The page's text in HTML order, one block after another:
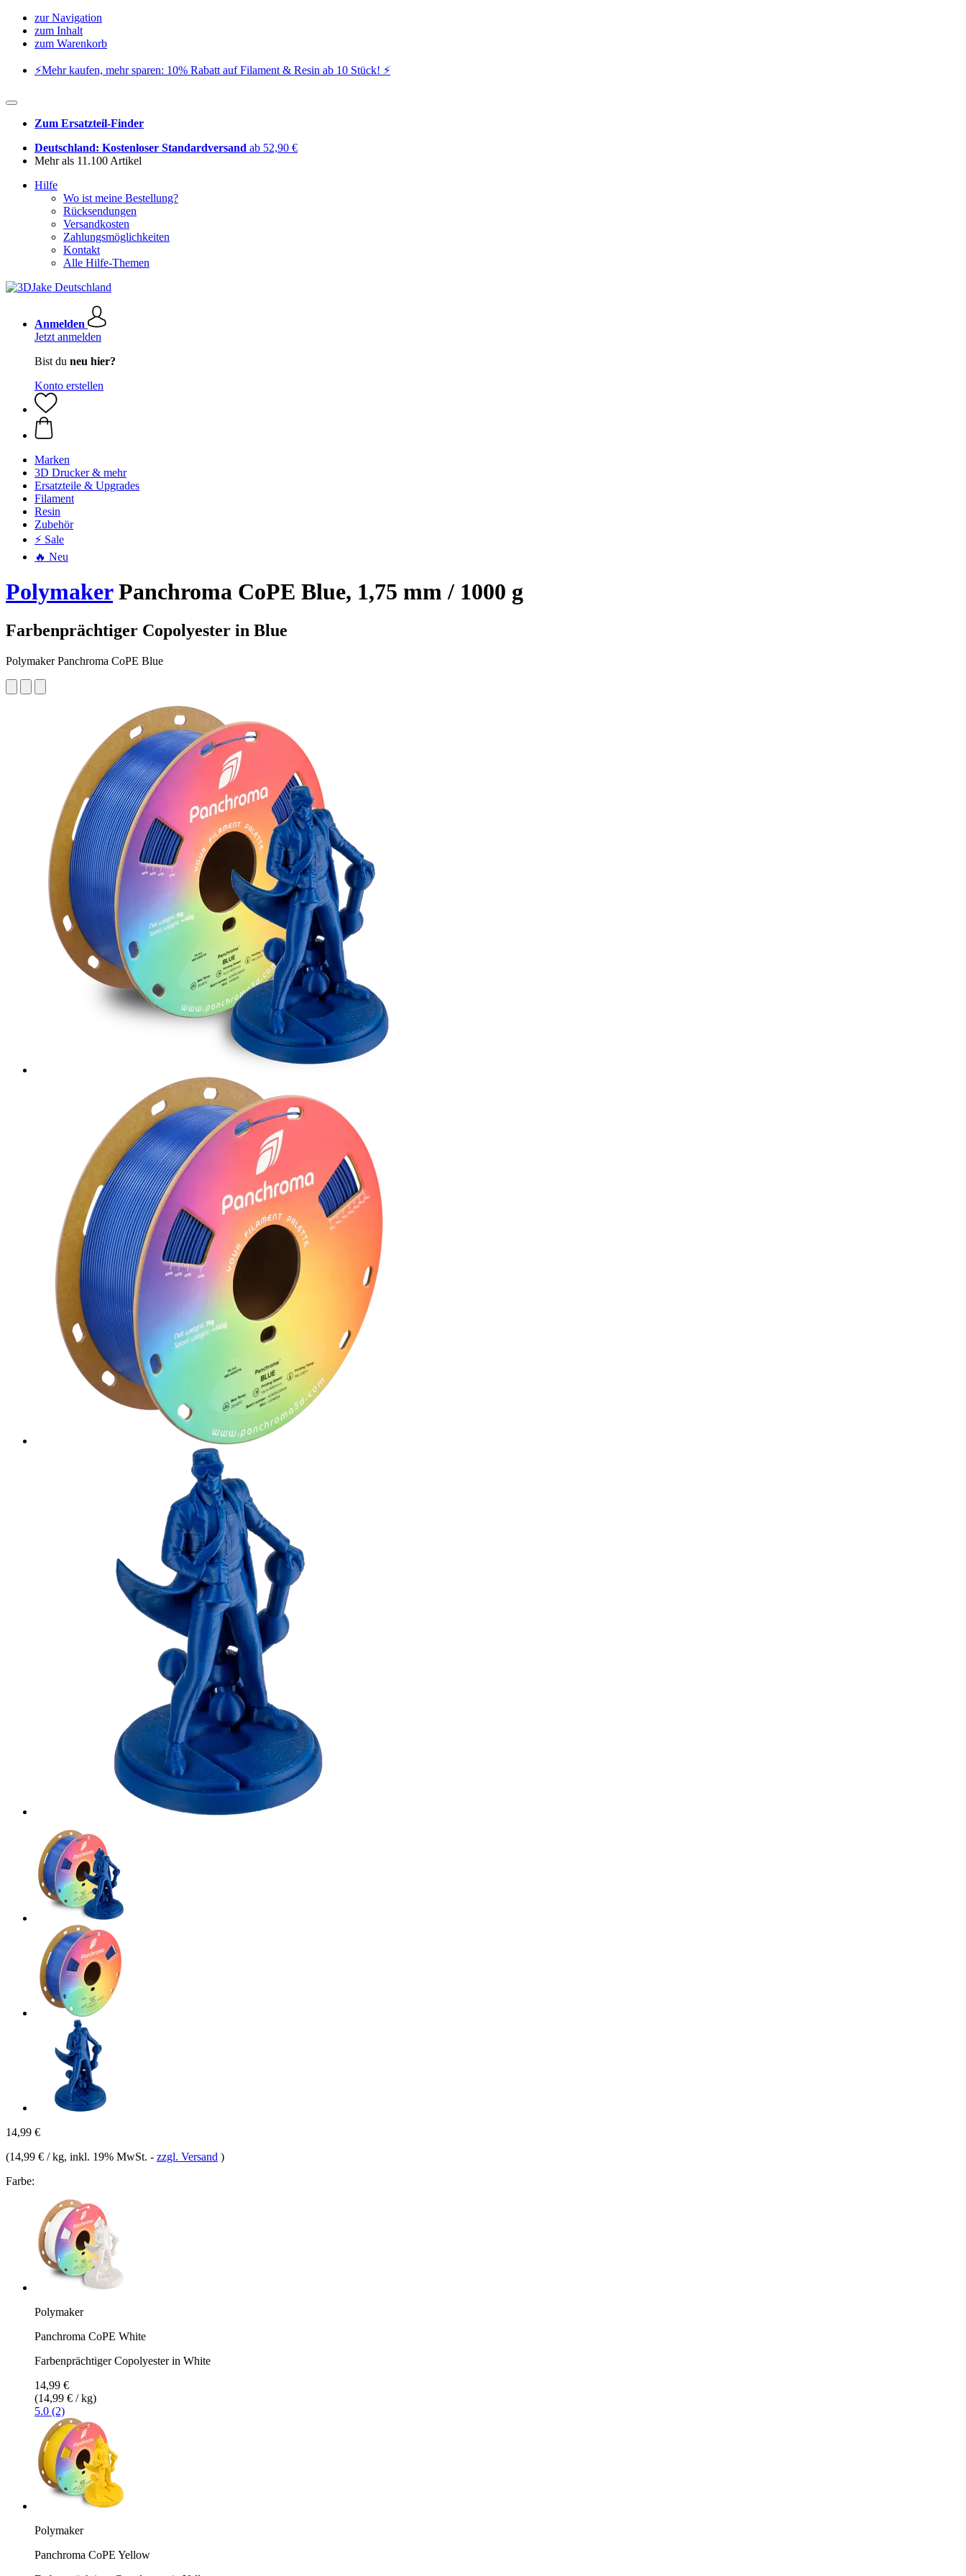
zur Navigation
zum Inhalt
zum Warenkorb
⚡️Mehr kaufen, mehr sparen: 10% Rabatt auf Filament & Resin ab 10 Stück! ⚡️
Zum Ersatzteil-Finder
Deutschland: Kostenloser Standardversand ab 52,90 €
Mehr als 11.100 Artikel
Hilfe
Wo ist meine Bestellung?
Rücksendungen
Versandkosten
Zahlungsmöglichkeiten
Kontakt
Alle Hilfe-Themen
Anmelden
Jetzt anmelden
Bist du neu hier?
Konto erstellen
Marken
3D Drucker & mehr
Ersatzteile & Upgrades
Filament
Resin
Zubehör
⚡ Sale
🔥 Neu
PolymakerPanchroma CoPE Blue, 1,75 mm / 1000 g
Farbenprächtiger Copolyester in Blue
Polymaker Panchroma CoPE Blue
14,99 €
(14,99 € / kg, inkl. 19% MwSt. - zzgl. Versand )
Farbe:
Polymaker
Panchroma CoPE White
Farbenprächtiger Copolyester in White
14,99 €
(14,99 € / kg)
5.0 (2)
Polymaker
Panchroma CoPE Yellow